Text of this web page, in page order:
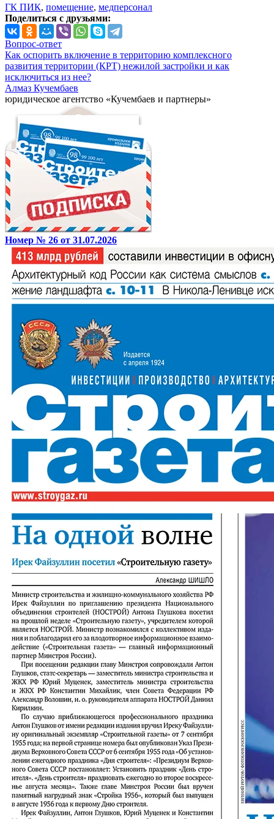
ГК ПИК, помещение, медперсонал
Поделиться с друзьями:
Вопрос-ответ
Как оспорить включение в территорию комплексного
развития территории (КРТ) нежилой застройки и как
исключиться из нее?
Алмаз Кучембаев
юридическое агентство «Кучембаев и партнеры»
Номер № 26 от 31.07.2026